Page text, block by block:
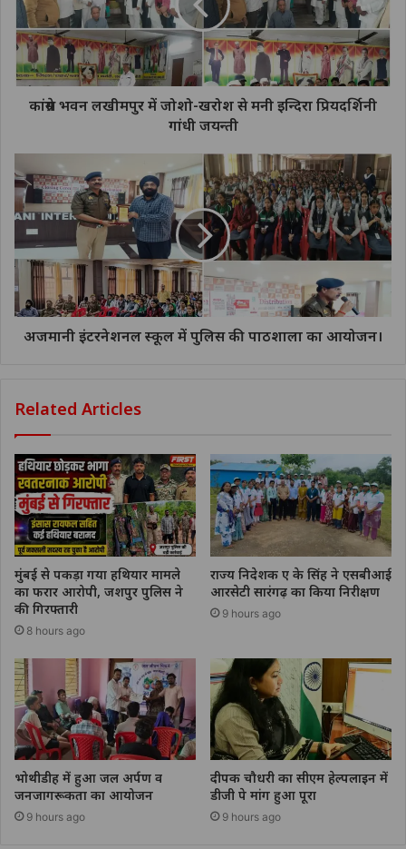
कांग्रेस भवन लखीमपुर में जोशो-खरोश से मनी इन्दिरा प्रियदर्शिनी
गांधी जयन्ती
अजमानी इंटरनेशनल स्कूल में पुलिस की पाठशाला का आयोजन।
Related Articles
मुंबई से पकड़ा गया हथियार मामले
का फरार आरोपी, जशपुर पुलिस ने
की गिरफ्तारी
8 hours ago
राज्य निदेशक ए के सिंह ने एसबीआई
आरसेटी सारंगढ़ का किया निरीक्षण
9 hours ago
भोथीडीह में हुआ जल अर्पण व
जनजागरूकता का आयोजन
9 hours ago
दीपक चौधरी का सीएम हेल्पलाइन में
डीजी पे मांग हुआ पूरा
9 hours ago